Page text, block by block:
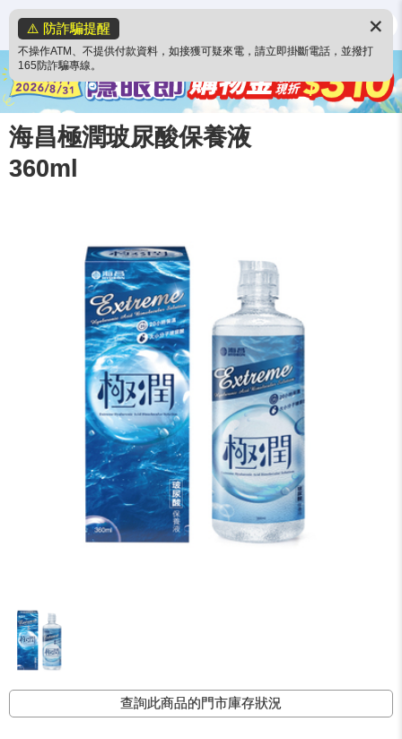
⚠️ 防詐騙提醒
不操作ATM、不提供付款資料，如接獲可疑來電，請立即掛斷電話，並撥打
165防詐騙專線。
✕
海昌極潤玻尿酸保養液
360ml
查詢此商品的門市庫存狀況